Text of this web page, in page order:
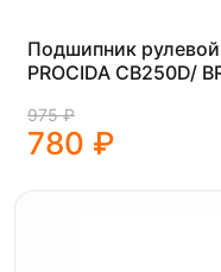
Подшипник
PROCIDA CB250D/
975 ₽
780 ₽